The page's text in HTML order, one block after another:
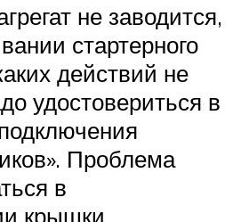
не заводится,
стартерного
действий не
удостовериться в
Проблема
в
крышки